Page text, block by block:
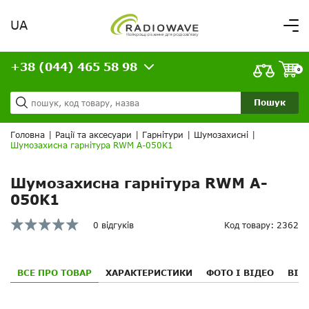
Вітаємо,
увійдіть в особистий кабінет
Доставка та оплата
Кредит
Статті
ВАШЕ ЗАМОВЛЕННЯ
UA
Пошук
+38 (044) 465 58 98 0
Головна Рації та аксесуари Гарнітури Шумозахисні
Шумозахисна гарнітура RWM A-050K1
Шумозахисна гарнітура RWM A-
050K1
0 відгуків Код товару: 2362
ВСЕ ПРО ТОВАР ХАРАКТЕРИСТИКИ ФОТО І ВІДЕО